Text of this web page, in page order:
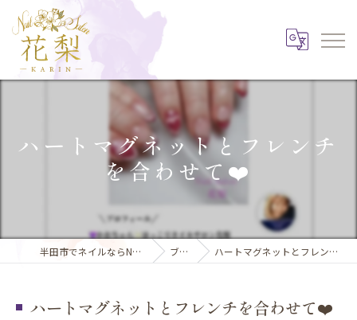
ハートマグネットとフレンチ
を合わせて❤️
半田市でネイルならNail Salon 花梨 ブログ ハートマグネットとフレンチを合わせて❤️
ハートマグネットとフレンチを合わせて❤️